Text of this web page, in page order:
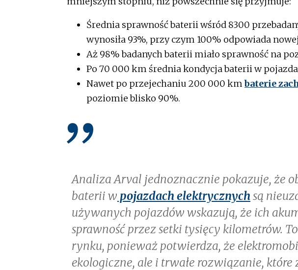
Średnia sprawność baterii wśród 8300
wynosiła 93%, przy czym 100% odpowiada
Aż 98% badanych baterii miało sprawność na
Po 70 000 km średnia kondycja baterii w
Nawet po przejechaniu 200 000 kmbaterie
poziomie blisko 90%.
Analiza Arval jednoznacznie pokazuje, że
baterii w pojazdach elektrycznychsą
używanych pojazdów wskazują, że ich
sprawność przez setki tysięcy kilometrów.
rynku, ponieważ potwierdza, że
ekologiczne, ale i trwałe rozwiązanie,